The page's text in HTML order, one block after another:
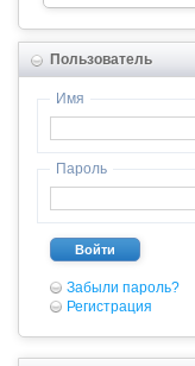
Пользователь
Имя
Пароль
Войти
Забыли пароль?
Регистрация